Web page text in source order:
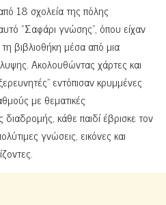
18 σχολεία της πόλης
“Σαφάρι γνώσης”, όπου είχαν
βιβλιοθήκη μέσα από μια
Ακολουθώντας χάρτες και
εντόπισαν κρυμμένες
με θεματικές
κάθε παιδί έβρισκε τον
γνώσεις, εικόνες και